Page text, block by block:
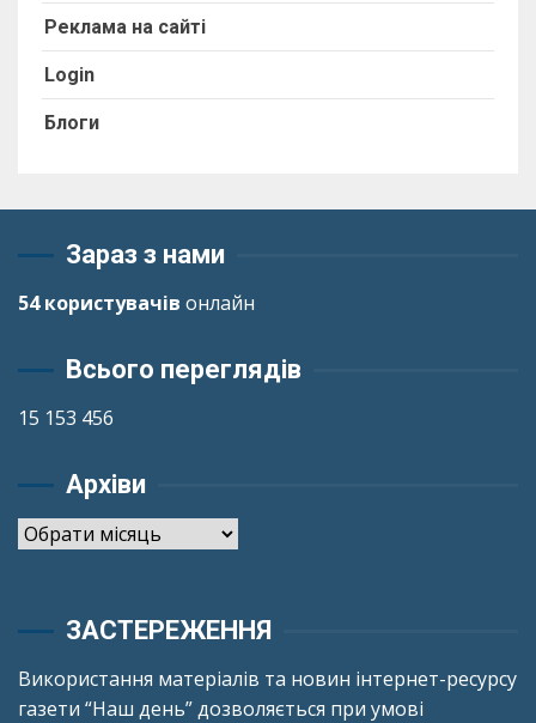
Реклама на сайті
Login
Блоги
Зараз з нами
54 користувачів онлайн
Всього переглядів
15 153 456
Архіви
Архіви
ЗАСТЕРЕЖЕННЯ
Використання матеріалів та новин інтернет-ресурсу
газети “Наш день” дозволяється при умові